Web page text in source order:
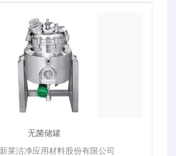
无菌储罐
莱洁净应用材料股份有限公司